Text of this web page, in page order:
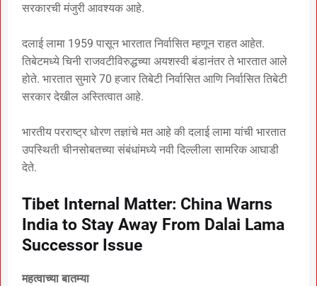
सरकारची मंजुरी आवश्यक आहे.
दलाई लामा 1959 पासून भारतात निर्वासित म्हणून राहत आहेत.
तिबेटमध्ये चिनी राजवटीविरुद्धच्या अयशस्वी बंडानंतर ते भारतात आले
होते. भारतात सुमारे 70 हजार तिबेटी निर्वासित आणि निर्वासित तिबेटी
सरकार देखील अस्तित्वात आहे.
भारतीय परराष्ट्र धोरण तज्ञांचे मत आहे की दलाई लामा यांची भारतात
उपस्थिती चीनसोबतच्या संबंधांमध्ये नवी दिल्लीला सामरिक आघाडी
देते.
Tibet Internal Matter: China Warns
India to Stay Away From Dalai Lama
Successor Issue
महत्वाच्या बातम्या